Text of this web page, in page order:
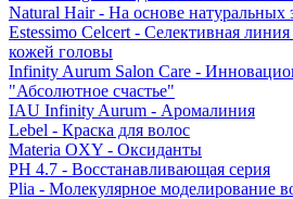
Natural Hair - На основе натуральных
Estessimo Celcert - Селективная
кожей головы
Infinity Aurum Salon Care -
"Абсолютное счастье"
IAU Infinity Aurum - Аромалиния
Lebel - Краска для волос
Materia OXY - Оксиданты
PH 4.7 - Восстанавливающая серия
Plia - Молекулярное моделирование